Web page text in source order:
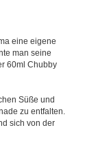
eine eigene
man seine
60ml Chubby
Süße und
zu entfalten.
sich von der